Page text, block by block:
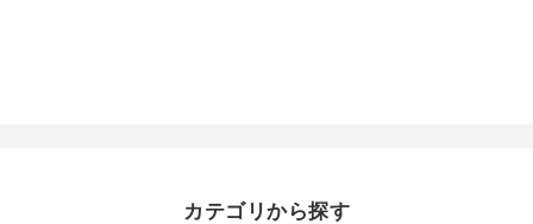
カテゴリから探す